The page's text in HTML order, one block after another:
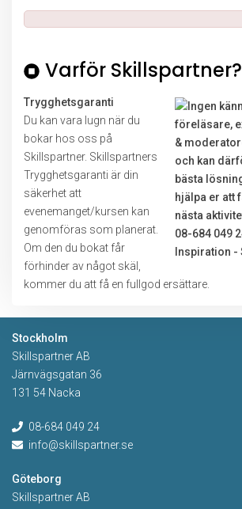
Lämna detta fält tomt.
Varför Skillspartner?
Trygghetsgaranti
Du kan vara lugn när du
bokar hos oss på
Skillspartner. Skillspartners
Trygghetsgaranti är din
säkerhet att
evenemanget/kursen kan
genomföras som planerat.
Om den du bokat får
förhinder av något skäl,
kommer du att få en fullgod ersättare.
Stockholm
Skillspartner AB
Järnvägsgatan 36
131 54 Nacka
08-684 049 24
info@skillspartner.se
Göteborg
Skillspartner AB